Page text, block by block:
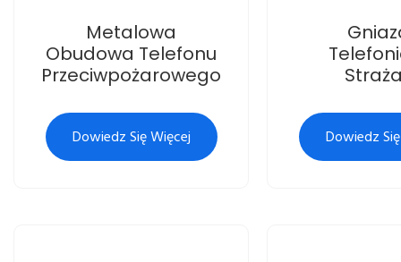
Metalowa
Obudowa Telefonu
Przeciwpożarowego
Dowiedz Się Więcej Dowiedz